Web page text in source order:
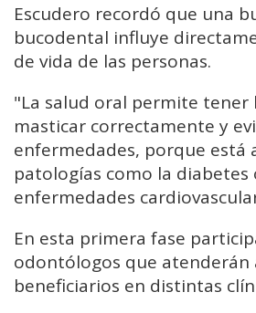
Escudero recordó que una
bucodental influye
de vida de las personas.
"La salud oral permite
masticar correctamente y
enfermedades, porque está
patologías como la diabetes
enfermedades
En esta primera fase
odontólogos que atenderán
beneficiarios en distintas